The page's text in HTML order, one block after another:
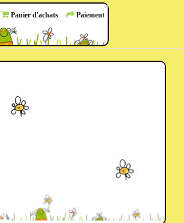
Panier d'achats Paiement